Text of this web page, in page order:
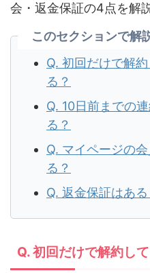
会・返金保証の4点を解
このセクションで解
Q. 初回だけで解
る？
Q. 10日前までの
る？
Q. マイページの
る？
Q. 返金保証はある
Q. 初回だけで解約し